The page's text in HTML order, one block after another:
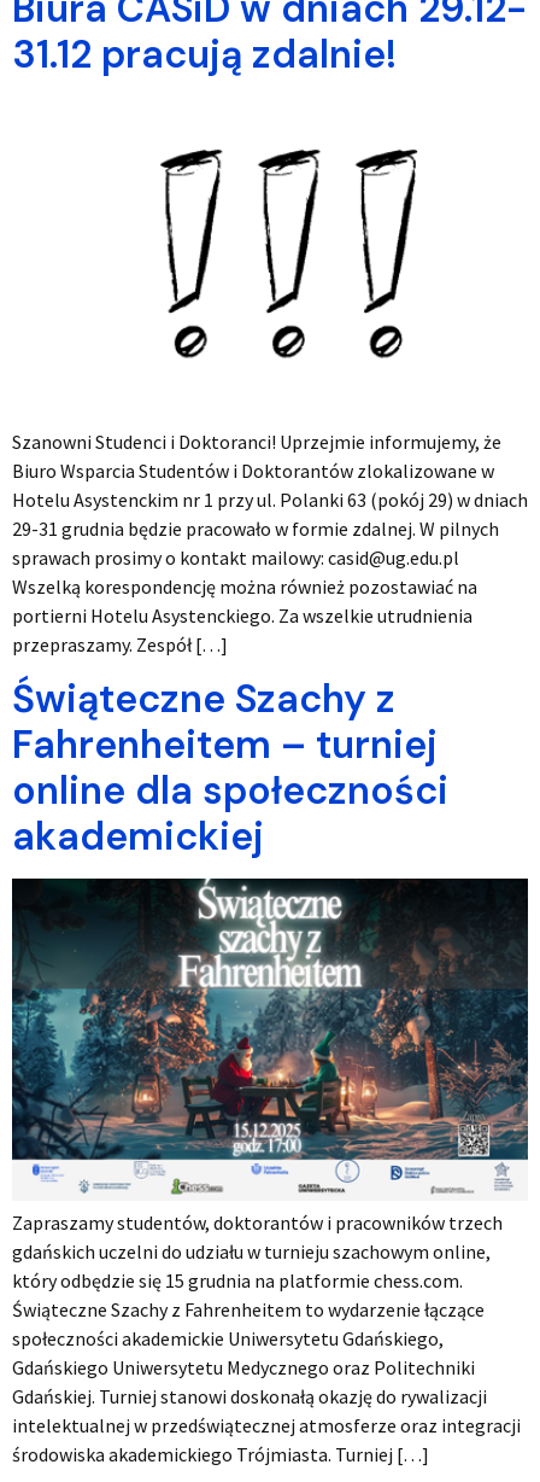
31.12 pracują zdalnie!
Szanowni Studenci i Doktoranci! Uprzejmie informujemy, że
Biuro Wsparcia Studentów i Doktorantów zlokalizowane w
Hotelu Asystenckim nr 1 przy ul. Polanki 63 (pokój 29) w dniach
29-31 grudnia będzie pracowało w formie zdalnej. W pilnych
sprawach prosimy o kontakt mailowy: casid@ug.edu.pl
Wszelką korespondencję można również pozostawiać na
portierni Hotelu Asystenckiego. Za wszelkie utrudnienia
przepraszamy. Zespół […]
Świąteczne Szachy z
Fahrenheitem – turniej
online dla społeczności
akademickiej
Zapraszamy studentów, doktorantów i pracowników trzech
gdańskich uczelni do udziału w turnieju szachowym online,
który odbędzie się 15 grudnia na platformie chess.com.
Świąteczne Szachy z Fahrenheitem to wydarzenie łączące
społeczności akademickie Uniwersytetu Gdańskiego,
Gdańskiego Uniwersytetu Medycznego oraz Politechniki
Gdańskiej. Turniej stanowi doskonałą okazję do rywalizacji
intelektualnej w przedświątecznej atmosferze oraz integracji
środowiska akademickiego Trójmiasta. Turniej […]